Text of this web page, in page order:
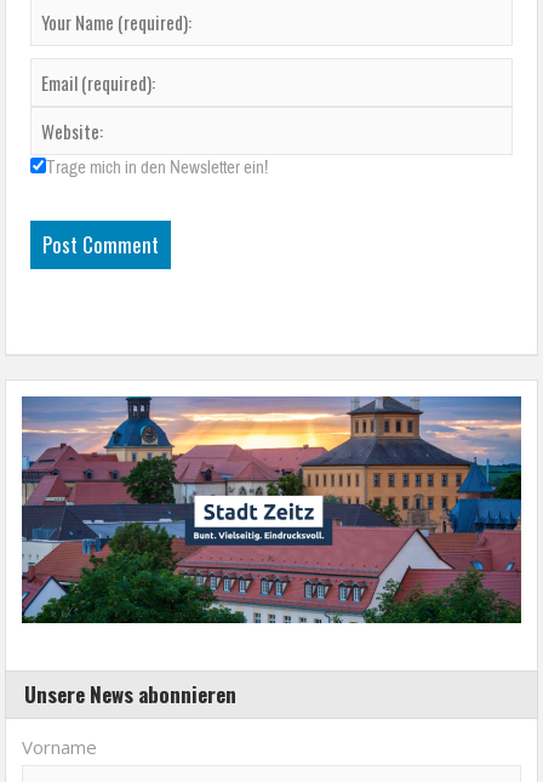
Trage mich in den Newsletter ein!
Unsere News abonnieren
Vorname